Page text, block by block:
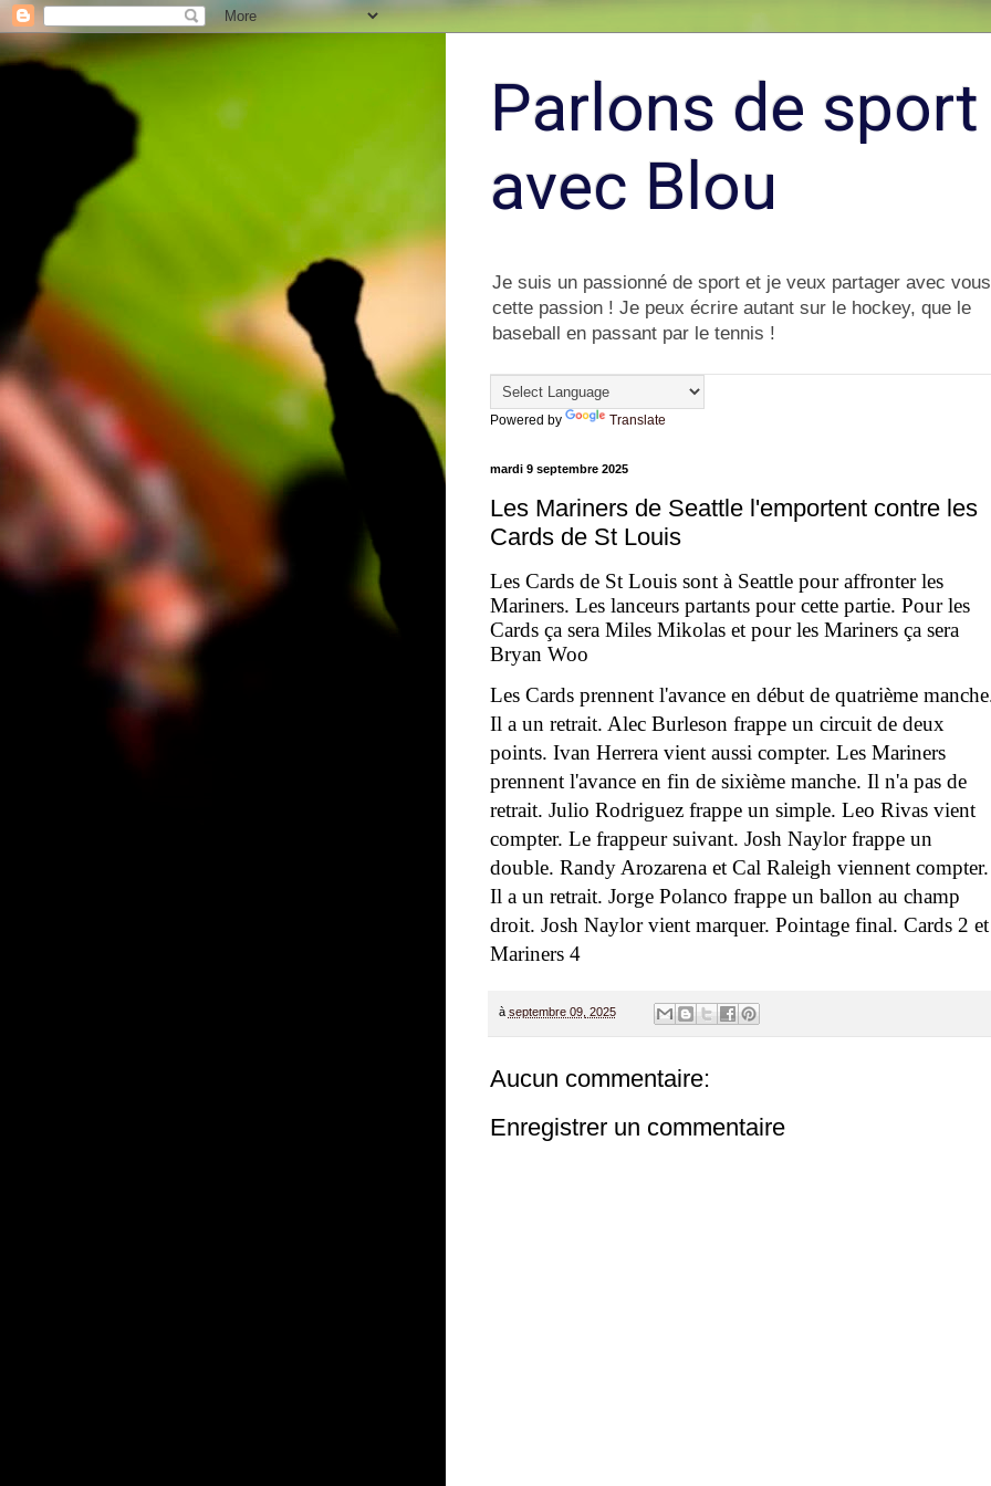
Parlons de sport
avec Blou
Je suis un passionné de sport et je veux partager avec vous
cette passion ! Je peux écrire autant sur le hockey, que le
baseball en passant par le tennis !
Powered by Translate
mardi 9 septembre 2025
Les Mariners de Seattle l'emportent contre les
Cards de St Louis
Les Cards de St Louis sont à Seattle pour affronter les
Mariners. Les lanceurs partants pour cette partie. Pour les
Cards ça sera Miles Mikolas et pour les Mariners ça sera
Bryan Woo
Les Cards prennent l'avance en début de quatrième
Il a un retrait. Alec Burleson frappe un circuit de deux
points. Ivan Herrera vient aussi compter. Les Mariners
prennent l'avance en fin de sixième manche. Il n'a pas de
retrait. Julio Rodriguez frappe un simple. Leo Rivas vient
compter. Le frappeur suivant. Josh Naylor frappe un
double. Randy Arozarena et Cal Raleigh viennent compter.
Il a un retrait. Jorge Polanco frappe un ballon au champ
droit. Josh Naylor vient marquer. Pointage final. Cards 2 et
Mariners 4
à septembre 09, 2025
Aucun commentaire:
Enregistrer un commentaire